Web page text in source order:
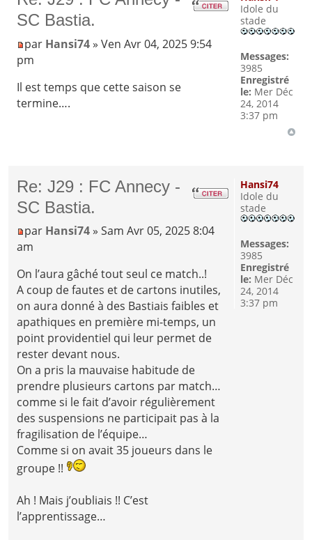
SC Bastia.
par Hansi74» Ven Avr 04, 2025 9:54
pm
Il est temps que cette saison se
termine….
Idole du
stade
Messages:
3985
Enregistré
le: Mer Déc
24, 2014
3:37 pm
Re: J29 : FC Annecy -
SC Bastia.
par Hansi74 » Sam Avr 05, 2025 8:04
am
On l’aura gâché tout seul ce match..!
A coup de fautes et de cartons inutiles,
on aura donné à des Bastiais faibles et
apathiques en première mi-temps, un
point providentiel qui leur permet de
rester devant nous.
On a pris la mauvaise habitude de
prendre plusieurs cartons par match…
comme si le fait d’avoir régulièrement
des suspensions ne participait pas à la
fragilisation de l’équipe…
Comme si on avait 35 joueurs dans le
groupe !!
Ah ! Mais j’oubliais !! C’est
l’apprentissage…
Hansi74
Idole du
stade
Messages:
3985
Enregistré
le: Mer Déc
24, 2014
3:37 pm